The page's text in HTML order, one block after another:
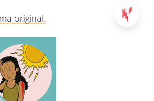
original.
y
vzw, con